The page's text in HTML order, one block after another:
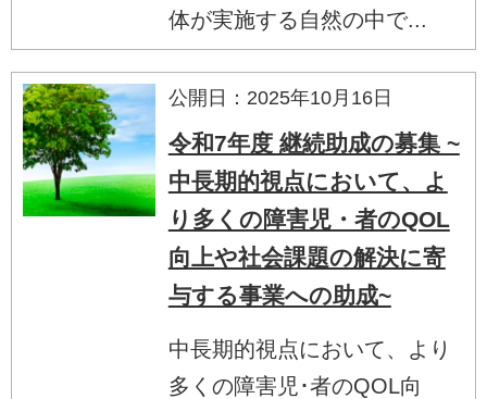
体が実施する自然の中で...
公開日：2025年10月16日
令和7年度 継続助成の募集 ~
中長期的視点において、よ
り多くの障害児・者のQOL
向上や社会課題の解決に寄
与する事業への助成~
中長期的視点において、より
多くの障害児･者のQOL向